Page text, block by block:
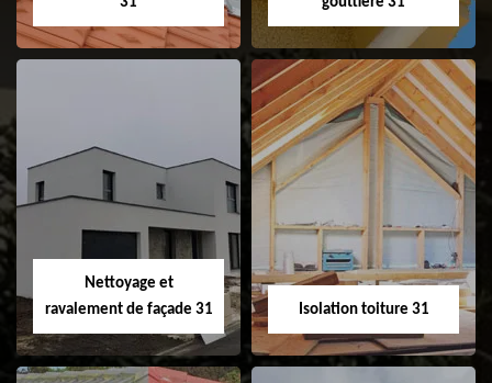
Pose et
changement de
fenêtre de toit et
Velux 31
Nettoyage et pose
Nettoyage et
ravalement de façade 31
Isolation toiture 31